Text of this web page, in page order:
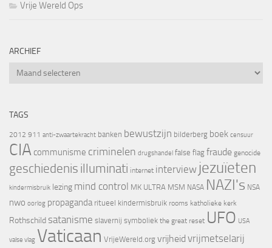
Vrije Wereld Ops
ARCHIEF
Archief
TAGS
2012 911 anti-zwaartekracht banken bewustzijn bilderberg boek censuur
CIA communisme criminelen drugshandel false flag fraude genocide
geschiedenis illuminati internet interview jezuïeten
kindermisbruik lezing mind control MK ULTRA MSM NASA NAZI's NSA
nwo oorlog propaganda ritueel kindermisbruik rooms katholieke kerk
Rothschild satanisme slavernij symboliek the great reset UFO USA
valse vlag Vaticaan VrijeWereld.org vrijheid vrijmetselarij